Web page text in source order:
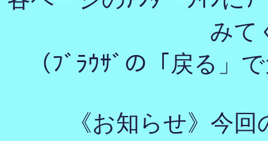
みて
（ﾌﾞﾗｳｻﾞの「戻る」
《お知らせ》今